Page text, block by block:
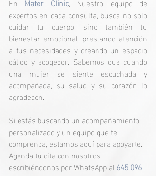
En Mater Clinic, Nuestro equipo de
expertos en cada consulta, busca no solo
cuidar tu cuerpo, sino también tu
bienestar emocional, prestando atención
a tus necesidades y creando un espacio
cálido y acogedor. Sabemos que cuando
una mujer se siente escuchada y
acompañada, su salud y su corazón lo
agradecen.
Si estás buscando un acompañamiento
personalizado y un equipo que te
comprenda, estamos aquí para apoyarte.
Agenda tu cita con nosotros
escribiéndonos por WhatsApp al 645 096